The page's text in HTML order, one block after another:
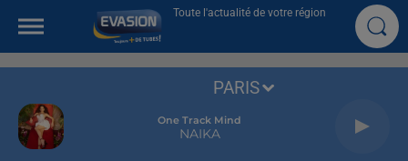
Toute l'actualité de votre région
One Track Mind
NAIKA
PARIS